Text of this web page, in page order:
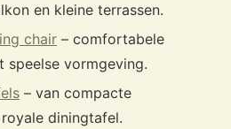
en kleine terrassen.
chair – comfortabele
speelse vormgeving.
– van compacte
diningtafel.